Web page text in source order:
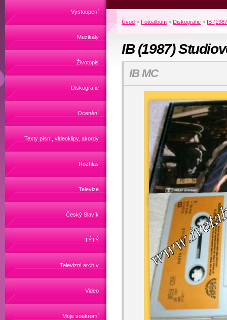
Vystoupení
Muzikály
Životopis
Diskografie
Ocenění
Texty písní, videoklipy, akordy
Rozhlas
Televize
Český Slavík
TÝTÝ
Televizní archív
Video
Moje soukromí
Úvod » Fotoalbum » Diskografie » IB
IB (1987)
IB MC